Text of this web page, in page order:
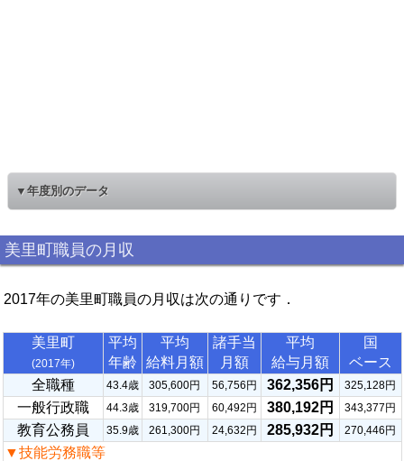
▼年度別のデータ
美里町職員の月収
2017年の美里町職員の月収は次の通りです．
美里町
(2017年)
平均
年齢
平均
給料月額
諸手当
月額
平均
給与月額
国
ベース
全職種
43.4歳 305,600円 56,756円 362,356円 325,128円
一般行政職 44.3歳 319,700円 60,492円 380,192円 343,377円
教育公務員 35.9歳 261,300円 24,632円 285,932円 270,446円
▼技能労務職等